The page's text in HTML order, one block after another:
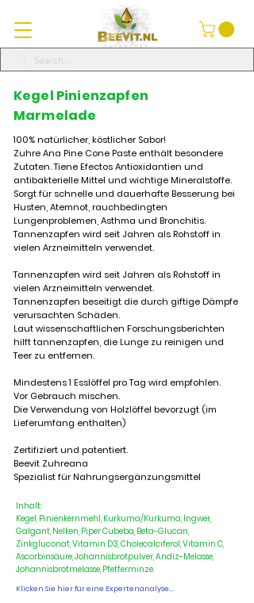
Kegel Pinienzapfen
Marmelade
100% natürlicher, köstlicher Sabor!
Zuhre Ana Pine Cone Paste enthält besondere
Zutaten. Tiene Efectos Antioxidantien und
antibakterielle Mittel und wichtige Mineralstoffe.
Sorgt für schnelle und dauerhafte Besserung bei
Husten, Atemnot, rauchbedingten
Lungenproblemen, Asthma und Bronchitis.
Tannenzapfen wird seit Jahren als Rohstoff in
vielen Arzneimitteln verwendet.
Tannenzapfen wird seit Jahren als Rohstoff in
vielen Arzneimitteln verwendet.
Tannenzapfen beseitigt die durch giftige Dämpfe
verursachten Schäden.
Laut wissenschaftlichen Forschungsberichten
hilft tannenzapfen, die Lunge zu reinigen und
Teer zu entfernen.
Mindestens 1 Esslöffel pro Tag wird empfohlen.
Vor Gebrauch mischen.
Die Verwendung von Holzlöffel bevorzugt (im
Lieferumfang enthalten)
Zertifiziert und patentiert.
Beevit Zuhreana
Spezialist für Nahrungsergänzungsmittel
Inhalt:
Kegel, Pinienkernmehl, Kurkuma/Kurkuma, Ingwer,
Galgant, Nelken, Piper Cubeba, Beta-Glucan,
Zinkgluconat, Vitamin D3, Cholecalciferol, Vitamin C,
Ascorbinsäure, Johannisbrotpulver, Andiz-Melasse,
Johannisbrotmelasse, Pfefferminze.
Klicken Sie hier für eine Expertenanalyse...